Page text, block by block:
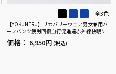
全3色
【YOKUNERU】リカバリーウェア男女兼用ハ
ーフパンツ疲労回復血行促進遠赤外線快眠NA
NOMIX(R)【一般医療機器】SS～LLサイズ
価格： 6,950円 (税込)